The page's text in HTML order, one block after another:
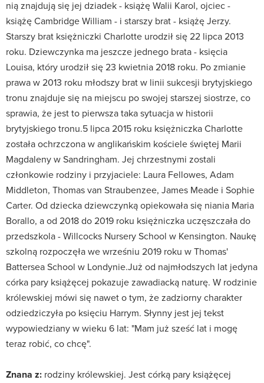
nią znajdują się jej dziadek - książę Walii Karol, ojciec -
książę Cambridge William - i starszy brat - książę Jerzy.
Starszy brat księżniczki Charlotte urodził się 22 lipca 2013
roku. Dziewczynka ma jeszcze jednego brata - księcia
Louisa, który urodził się 23 kwietnia 2018 roku. Po zmianie
prawa w 2013 roku młodszy brat w linii sukcesji brytyjskiego
tronu znajduje się na miejscu po swojej starszej siostrze, co
sprawia, że jest to pierwsza taka sytuacja w historii
brytyjskiego tronu.5 lipca 2015 roku księżniczka Charlotte
została ochrzczona w anglikańskim kościele świętej Marii
Magdaleny w Sandringham. Jej chrzestnymi zostali
członkowie rodziny i przyjaciele: Laura Fellowes, Adam
Middleton, Thomas van Straubenzee, James Meade i Sophie
Carter. Od dziecka dziewczynką opiekowała się niania Maria
Borallo, a od 2018 do 2019 roku księżniczka uczęszczała do
przedszkola - Willcocks Nursery School w Kensington. Naukę
szkolną rozpoczęła we wrześniu 2019 roku w Thomas'
Battersea School w Londynie.Już od najmłodszych lat jedyna
córka pary książęcej pokazuje zawadiacką naturę. W rodzinie
królewskiej mówi się nawet o tym, że zadziorny charakter
odziedziczyła po księciu Harrym. Słynny jest jej tekst
wypowiedziany w wieku 6 lat: "Mam już sześć lat i mogę
teraz robić, co chcę".
Znana z: rodziny królewskiej. Jest córką pary książęcej